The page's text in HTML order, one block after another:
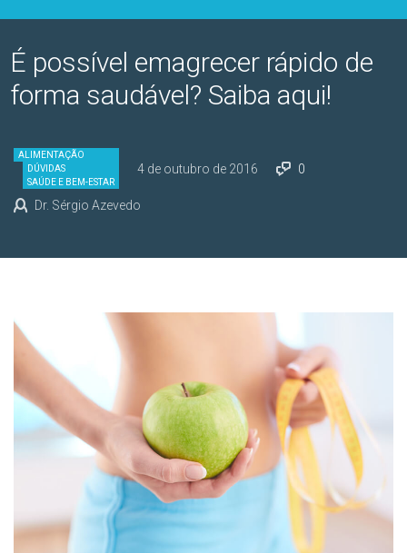
É possível emagrecer rápido de
forma saudável? Saiba aqui!
ALIMENTAÇÃO
DÚVIDAS
SAÚDE E BEM-ESTAR
4 de outubro de 2016 0
Dr. Sérgio Azevedo